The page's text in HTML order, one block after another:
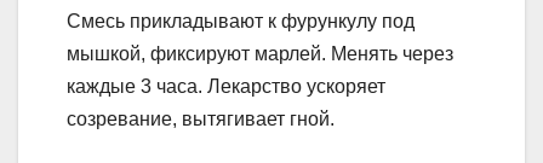
Смесь прикладывают к фурункулу под
мышкой, фиксируют марлей. Менять через
каждые 3 часа. Лекарство ускоряет
созревание, вытягивает гной.